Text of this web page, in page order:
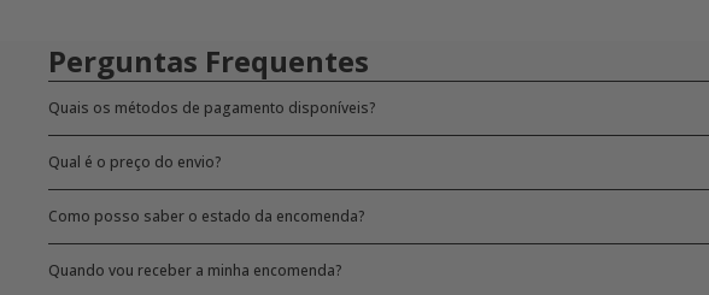
Perguntas Frequentes
Quais os métodos de pagamento disponíveis?
Qual é o preço do envio?
Como posso saber o estado da encomenda?
Quando vou receber a minha encomenda?